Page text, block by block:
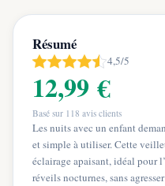
Résumé
4,5/5
12,99 €
Basé sur 118 avis clients
Les nuits avec un enfant
et simple à utiliser. Cette
éclairage apaisant, idéal pour
réveils nocturnes, sans